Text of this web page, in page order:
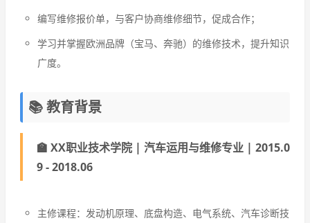
编写维修报价单，与客户协商维修细节，促成合作；
学习并掌握欧洲品牌（宝马、奔驰）的维修技术，提升知识
广度。
📚 教育背景
🏫 XX职业技术学院 | 汽车运用与维修专业 | 2015.0
9 - 2018.06
主修课程：发动机原理、底盘构造、电气系统、汽车诊断技